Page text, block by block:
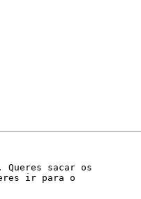
sacar os
ir para o